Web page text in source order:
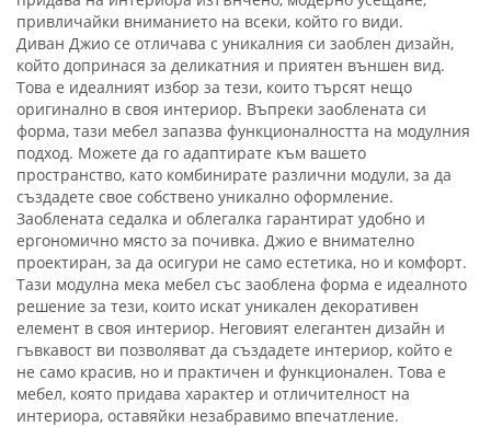
привличайки вниманието на всеки, който го види.
Диван Джио се отличава с уникалния си заоблен дизайн,
който допринася за деликатния и приятен външен вид.
Това е идеалният избор за тези, които търсят нещо
оригинално в своя интериор. Въпреки заоблената си
форма, тази мебел запазва функционалността на модулния
подход. Можете да го адаптирате към вашето
пространство, като комбинирате различни модули, за да
създадете свое собствено уникално оформление.
Заоблената седалка и облегалка гарантират удобно и
ергономично място за почивка. Джио е внимателно
проектиран, за да осигури не само естетика, но и комфорт.
Тази модулна мека мебел със заоблена форма е идеалното
решение за тези, които искат уникален декоративен
елемент в своя интериор. Неговият елегантен дизайн и
гъвкавост ви позволяват да създадете интериор, който е
не само красив, но и практичен и функционален. Това е
мебел, която придава характер и отличителност на
интериора, оставяйки незабравимо впечатление.